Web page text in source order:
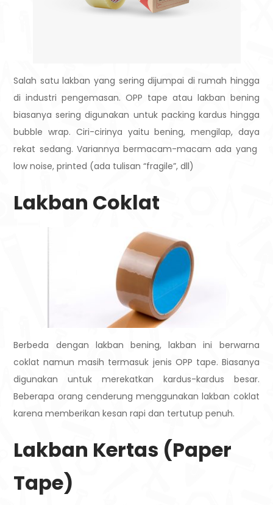
Salah satu lakban yang sering dijumpai di rumah hingga
di industri pengemasan. OPP tape atau lakban bening
biasanya sering digunakan untuk packing kardus hingga
bubble wrap. Ciri-cirinya yaitu bening, mengilap, daya
rekat sedang. Variannya bermacam-macam ada yang
low noise, printed (ada tulisan “fragile”, dll)
Lakban Coklat
Berbeda dengan lakban bening, lakban ini berwarna
coklat namun masih termasuk jenis OPP tape. Biasanya
digunakan untuk merekatkan kardus-kardus besar.
Beberapa orang cenderung menggunakan lakban coklat
karena memberikan kesan rapi dan tertutup penuh.
Lakban Kertas (Paper
Tape)